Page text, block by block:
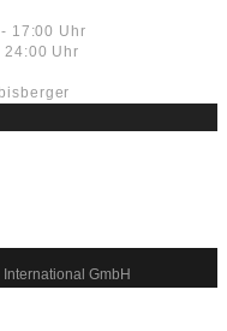
17:00 Uhr
Uhr
GmbH